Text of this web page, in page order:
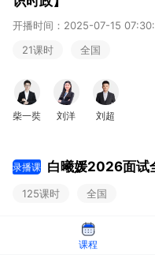
开播时间：2025-07-15
21课时
全国
柴一奘 刘洋 刘超
录播课 白曦媛2026面试
125课时 全国
课程